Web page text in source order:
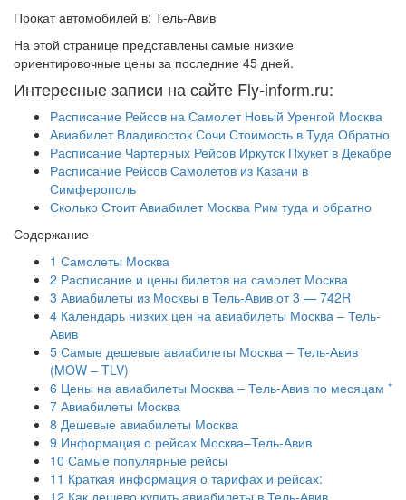
Прокат автомобилей в: Тель-Авив
На этой странице представлены самые низкие
ориентировочные цены за последние 45 дней.
Интересные записи на сайте Fly-inform.ru:
Расписание Рейсов на Самолет Новый Уренгой Москва
Авиабилет Владивосток Сочи Стоимость в Туда Обратно
Расписание Чартерных Рейсов Иркутск Пхукет в Декабре
Расписание Рейсов Самолетов из Казани в
Симферополь
Сколько Стоит Авиабилет Москва Рим туда и обратно
Содержание
1 Самолеты Москва
2 Расписание и цены билетов на самолет Москва
3 Авиабилеты из Москвы в Тель-Авив от 3 — 742R
4 Календарь низких цен на авиабилеты Москва – Тель-
Авив
5 Самые дешевые авиабилеты Москва – Тель-Авив
(MOW – TLV)
6 Цены на авиабилеты Москва – Тель-Авив по месяцам *
7 Авиабилеты Москва
8 Дешевые авиабилеты Москва
9 Информация о рейсах Москва–Тель-Авив
10 Самые популярные рейсы
11 Краткая информация о тарифах и рейсах:
12 Как дешево купить авиабилеты в Тель-Авив